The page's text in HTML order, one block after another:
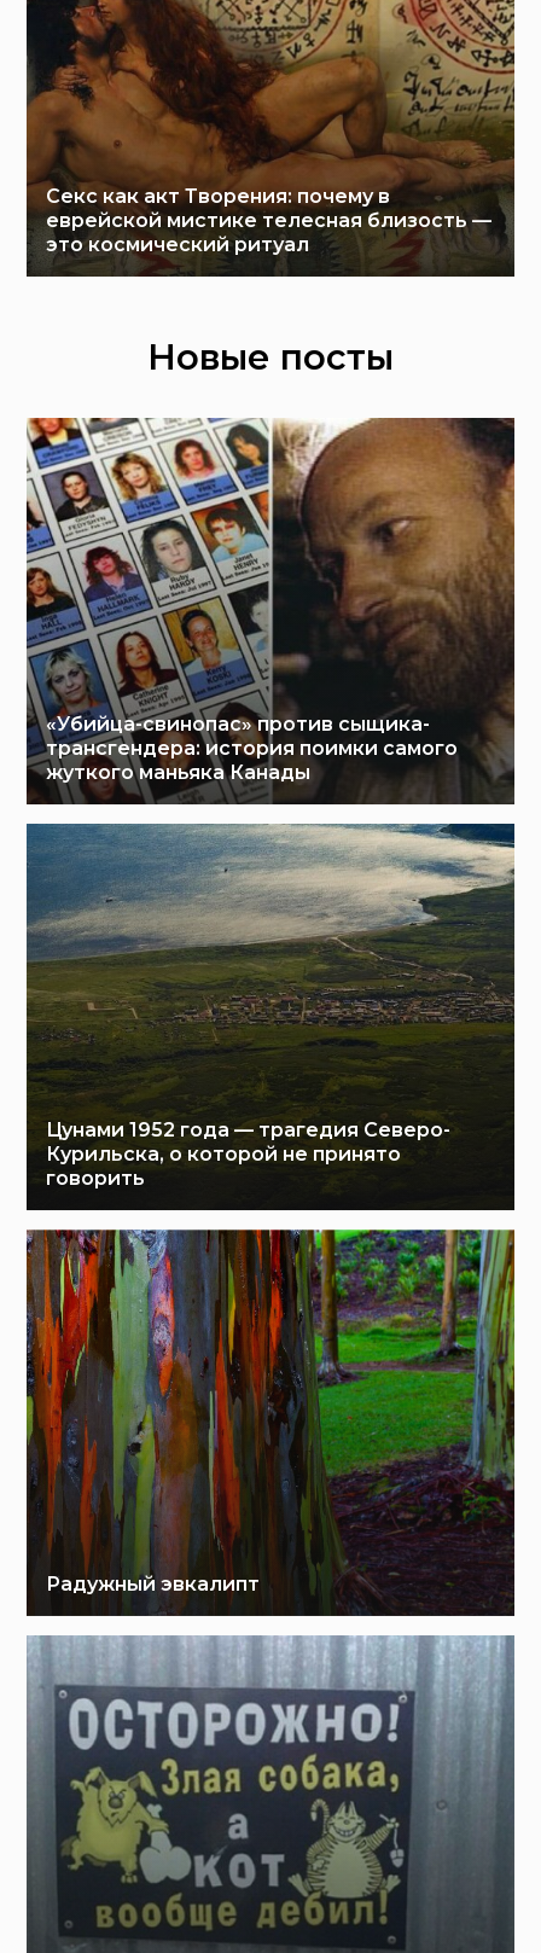
Секс как акт Творения: почему в
еврейской мистике телесная близость —
это космический ритуал
Новые посты
«Убийца-свинопас» против сыщика-
трансгендера: история поимки самого
жуткого маньяка Канады
Цунами 1952 года — трагедия Северо-
Курильска, о которой не принято
говорить
Радужный эвкалипт